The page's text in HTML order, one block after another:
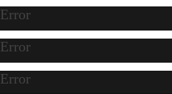
Error
Error
Error